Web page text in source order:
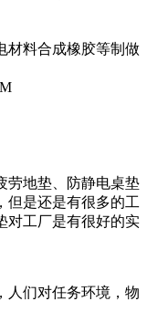
材料合成橡胶等制做
劳地垫、防静电桌垫
但是还是有很多的工
对工厂是有很好的实
人们对任务环境，物